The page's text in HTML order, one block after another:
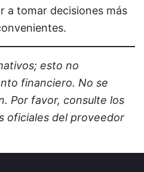
a tomar decisiones más
esto no
financiero. No se
Por favor, consulte los
oficiales del proveedor